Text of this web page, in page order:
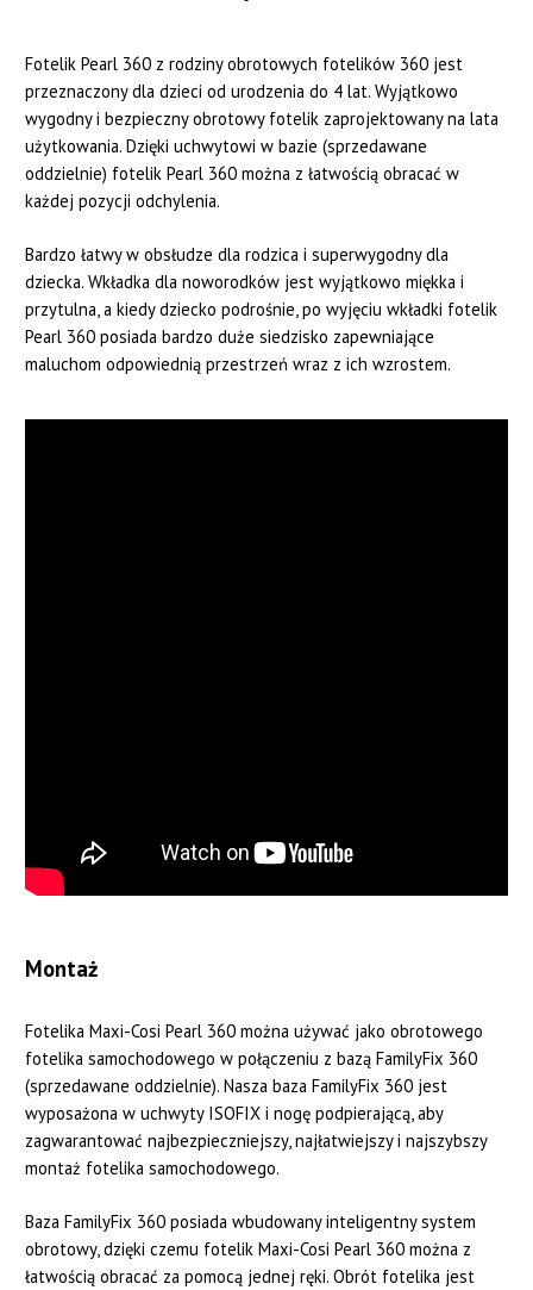
Fotelik Pearl 360 z rodziny obrotowych fotelików 360 jest
przeznaczony dla dzieci od urodzenia do 4 lat. Wyjątkowo
wygodny i bezpieczny obrotowy fotelik zaprojektowany na lata
użytkowania. Dzięki uchwytowi w bazie (sprzedawane
oddzielnie) fotelik Pearl 360 można z łatwością obracać w
każdej pozycji odchylenia.
Bardzo łatwy w obsłudze dla rodzica i superwygodny dla
dziecka. Wkładka dla noworodków jest wyjątkowo miękka i
przytulna, a kiedy dziecko podrośnie, po wyjęciu wkładki fotelik
Pearl 360 posiada bardzo duże siedzisko zapewniające
maluchom odpowiednią przestrzeń wraz z ich wzrostem.
Montaż
Fotelika Maxi-Cosi Pearl 360 można używać jako obrotowego
fotelika samochodowego w połączeniu z bazą FamilyFix 360
(sprzedawane oddzielnie). Nasza baza FamilyFix 360 jest
wyposażona w uchwyty ISOFIX i nogę podpierającą, aby
zagwarantować najbezpieczniejszy, najłatwiejszy i najszybszy
montaż fotelika samochodowego.
Baza FamilyFix 360 posiada wbudowany inteligentny system
obrotowy, dzięki czemu fotelik Maxi-Cosi Pearl 360 można z
łatwością obracać za pomocą jednej ręki. Obrót fotelika jest